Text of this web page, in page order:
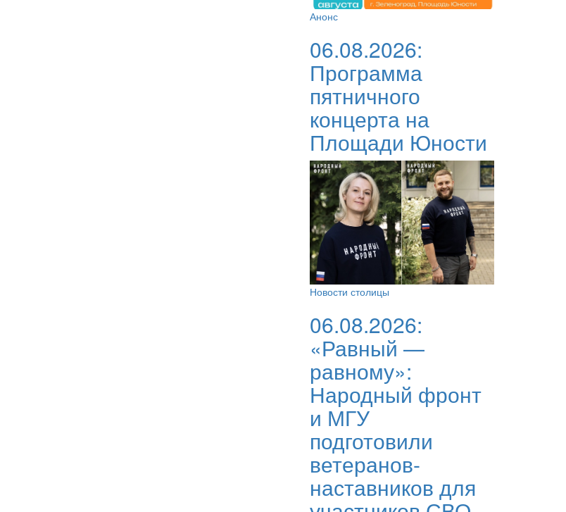
Анонс
06.08.2026:
Программа
пятничного
концерта на
Площади Юности
Новости столицы
06.08.2026:
«Равный —
равному»:
Народный фронт
и МГУ
подготовили
ветеранов-
наставников для